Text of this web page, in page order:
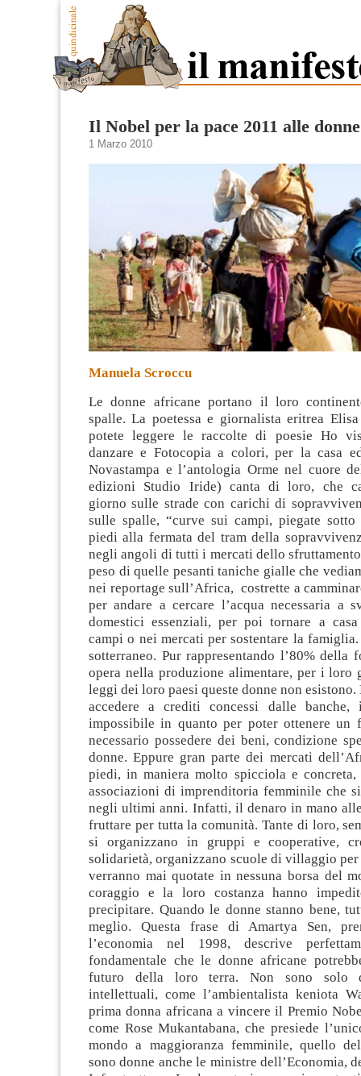
Il Nobel per la pace 2011 alle
1 Marzo 2010
Manuela Scroccu
Le donne africane portano il loro
spalle. La poetessa e giornalista eritrea
potete leggere le raccolte di poesie Ho
danzare e Fotocopia a colori, per la casa
Novastampa e l’antologia Orme nel cuore
edizioni Studio Iride) canta di loro, che
giorno sulle strade con carichi di
sulle spalle, “curve sui campi, piegate
piedi alla fermata del tram della
negli angoli di tutti i mercati dello
peso di quelle pesanti taniche gialle che
nei reportage sull’Africa, costrette a
per andare a cercare l’acqua necessaria a
domestici essenziali, per poi tornare a
campi o nei mercati per sostentare la
sotterraneo. Pur rappresentando l’80% della
opera nella produzione alimentare, per i loro
leggi dei loro paesi queste donne non
accedere a crediti concessi dalle
impossibile in quanto per poter ottenere un
necessario possedere dei beni, condizione
donne. Eppure gran parte dei mercati
piedi, in maniera molto spicciola e concreta,
associazioni di imprenditoria femminile che
negli ultimi anni. Infatti, il denaro in mano
fruttare per tutta la comunità. Tante di loro,
si organizzano in gruppi e cooperative,
solidarietà, organizzano scuole di villaggio per
verranno mai quotate in nessuna borsa del
coraggio e la loro costanza hanno
precipitare. Quando le donne stanno bene,
meglio. Questa frase di Amartya Sen,
l’economia nel 1998, descrive
fondamentale che le donne africane
futuro della loro terra. Non sono solo
intellettuali, come l’ambientalista keniota
prima donna africana a vincere il Premio
come Rose Mukantabana, che presiede
mondo a maggioranza femminile, quello
sono donne anche le ministre dell’Economia,